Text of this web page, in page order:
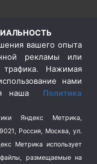
вашего опыта
рекламы или
Нажимая
нами
наша Политика
Яндекс Метрика,
Россия, Москва, ул.
Метрика использует
размещаемые на